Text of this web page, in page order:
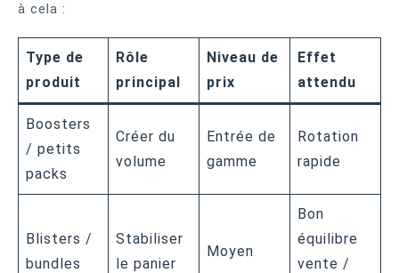
à cela :
Type de
produit
Rôle
principal
Niveau de
prix
Effet
attendu
Boosters
/ petits
packs
Créer du
volume
Entrée de
gamme
Rotation
rapide
Blisters /
bundles
Stabiliser
le panier
Moyen
Bon
équilibre
vente /